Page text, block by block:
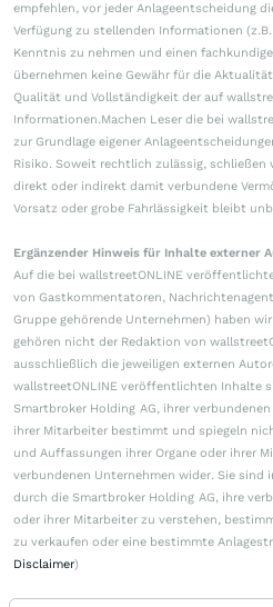
empfehlen, vor jeder Anlageentscheidung
Verfügung zu stellenden Informationen
Kenntnis zu nehmen und einen
übernehmen keine Gewähr für die
Qualität und Vollständigkeit der auf
Informationen.Machen Leser die bei
zur Grundlage eigener
Risiko. Soweit rechtlich zulässig, schließen
direkt oder indirekt damit verbundene
Vorsatz oder grobe Fahrlässigkeit bleibt
Ergänzender Hinweis für Inhalte externer
Auf die bei wallstreetONLINE
von Gastkommentatoren,
Gruppe gehörende Unternehmen) haben
gehören nicht der Redaktion von
ausschließlich die jeweiligen externen
wallstreetONLINE veröffentlichten Inhalte
Smartbroker Holding AG, ihrer
ihrer Mitarbeiter bestimmt und spiegeln
und Auffassungen ihrer Organe oder ihrer
verbundenen Unternehmen wider. Sie
durch die Smartbroker Holding AG, ihre
oder ihrer Mitarbeiter zu verstehen,
zu verkaufen oder eine bestimmte
Disclaimer)